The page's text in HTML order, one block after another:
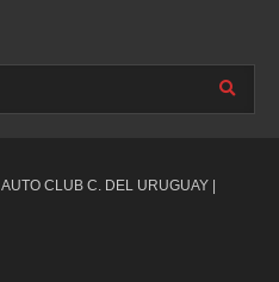
CLUB C. DEL URUGUAY |